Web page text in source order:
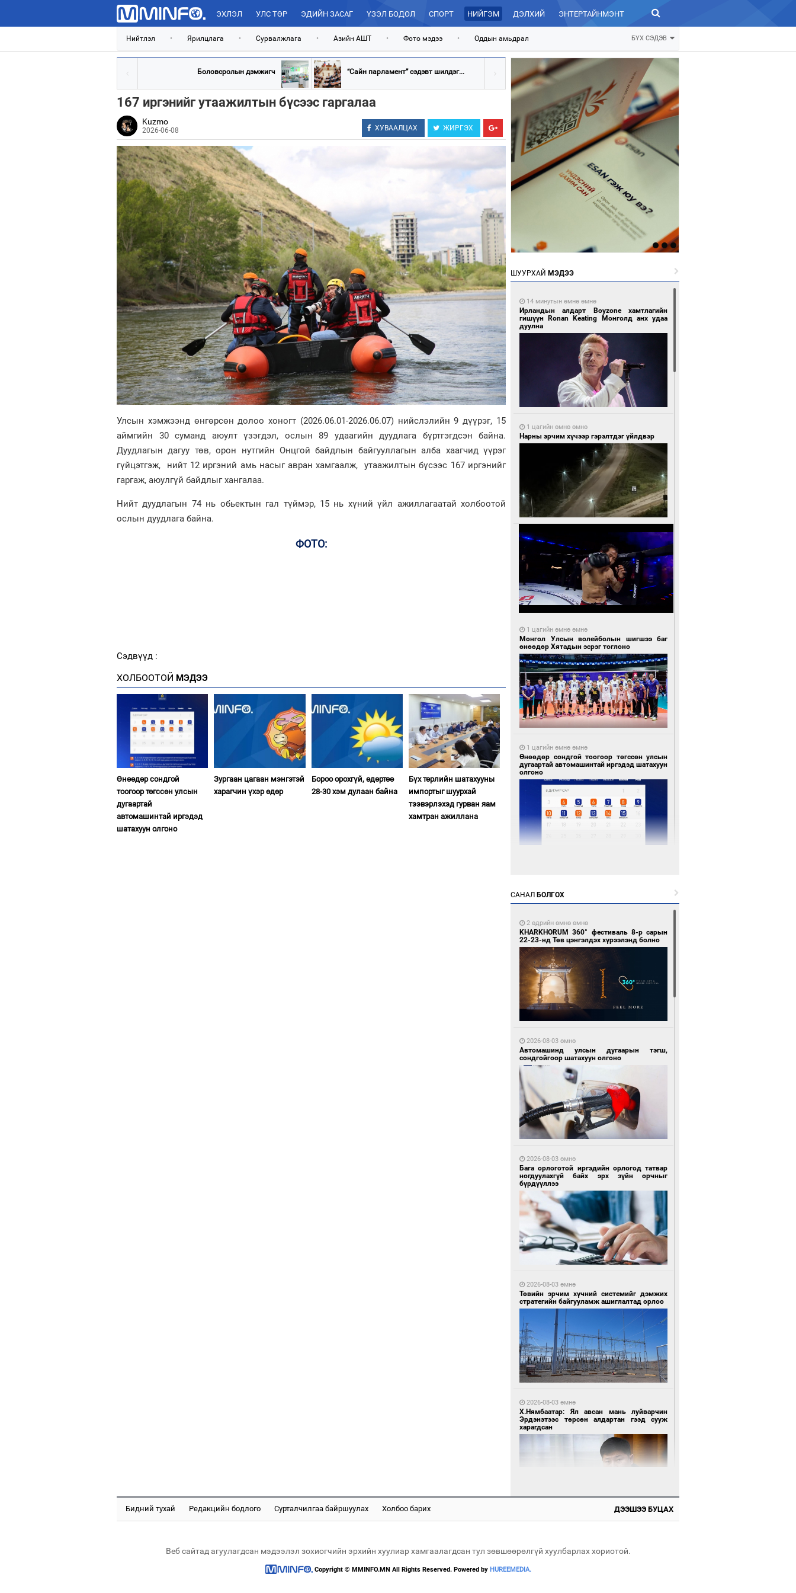
ЭХЛЭЛ УЛС ТӨР ЭДИЙН ЗАСАГ ҮЗЭЛ БОДОЛ СПОРТ НИЙГЭМ ДЭЛХИЙ ЭНТЕРТАЙНМЭНТ ЗУРХАЙ
Нийтлэл • Ярилцлага • Сурвалжлага • Азийн АШТ • Фото мэдээ • Оддын амьдрал БҮХ СЭДЭВ
Боловсролын дэмжигч “Сайн парламент” сэдэвт шилдэг...
167 иргэнийг утаажилтын бүсээс гаргалаа
Kuzmo
2026-06-08 ХУВААЛЦАХ ЖИРГЭХ
Улсын хэмжээнд өнгөрсөн долоо хоногт (2026.06.01-2026.06.07) нийслэлийн 9 дүүрэг, 15
аймгийн 30 суманд аюулт үзэгдэл, ослын 89 удаагийн дуудлага бүртгэгдсэн байна.
Дуудлагын дагуу төв, орон нутгийн Онцгой байдлын байгууллагын алба хаагчид үүрэг
гүйцэтгэж, нийт 12 иргэний амь насыг авран хамгаалж, утаажилтын бүсээс 167 иргэнийг
гаргаж, аюулгүй байдлыг хангалаа.
Нийт дуудлагын 74 нь обьектын гал түймэр, 15 нь хүний үйл ажиллагаатай холбоотой
ослын дуудлага байна.
ФОТО:
Сэдвүүд :
ХОЛБООТОЙ МЭДЭЭ
Өнөөдөр сондгой
тоогоор төгссөн улсын
дугаартай
автомашинтай иргэдэд
шатахуун олгоно
Зургаан цагаан мэнгэтэй
харагчин үхэр өдөр
Бороо орохгүй, өдөртөө
28-30 хэм дулаан байна
Бүх төрлийн шатахууны
импортыг шуурхай
тээвэрлэхэд гурван яам
хамтран ажиллана
ШУУРХАЙ МЭДЭЭ
14 минутын өмнө өмнө
Ирландын алдарт Boyzone хамтлагийн
гишүүн Ronan Keating Монголд анх удаа
дуулна
1 цагийн өмнө өмнө
Нарны эрчим хүчээр гэрэлтдэг үйлдвэр
1 цагийн өмнө өмнө
Монгол Улсын волейболын шигшээ баг
өнөөдөр Хятадын эсрэг тоглоно
1 цагийн өмнө өмнө
Өнөөдөр сондгой тоогоор төгссөн улсын
дугаартай автомашинтай иргэдэд шатахуун
олгоно
тэнгэрийг тахих тахилгад оролцлоо
1 цагийн өмнө өмнө
Зургаан цагаан мэнгэтэй харагчин үхэр
өдөр
1 цагийн өмнө өмнө
Бороо орохгүй, өдөртөө 28-30 хэм дулаан
байна
15 цагийн өмнө өмнө
Бүх төрлийн шатахууны импортыг шуурхай
тээвэрлэхэд гурван яам хамтран ажиллана
16 цагийн өмнө өмнө
МИАТ ТӨХК “Боинг” компанитай хамтын
ажиллагаагаа өргөжүүлнэ
САНАЛ БОЛГОХ
2 өдрийн өмнө өмнө
KHARKHORUM 360° фестиваль 8-р сарын
22-23-нд Төв цэнгэлдэх хүрээлэнд болно
2026-08-03 өмнө
Автомашинд улсын дугаарын тэгш,
сондгойгоор шатахуун олгоно
2026-08-03 өмнө
Бага орлоготой иргэдийн орлогод татвар
ногдуулахгүй байх эрх зүйн орчныг
бүрдүүллээ
2026-08-03 өмнө
Төвийн эрчим хүчний системийг дэмжих
стратегийн байгууламж ашиглалтад орлоо
2026-08-03 өмнө
Х.Нямбаатар: Ял авсан мань луйварчин
Эрдэнэтээс төрсөн алдартан гээд сууж
харагдсан
Бидний тухай Редакцийн бодлого Сурталчилгаа байршуулах Холбоо барих ДЭЭШЭЭ БУЦАХ
Веб сайтад агуулагдсан мэдээлэл зохиогчийн эрхийн хуулиар хамгаалагдсан тул зөвшөөрөлгүй хуулбарлах хориотой.
Copyright © MMINFO.MN All Rights Reserved. Powered by HUREEMEDIA.